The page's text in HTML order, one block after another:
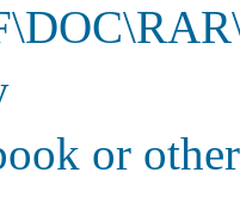
or